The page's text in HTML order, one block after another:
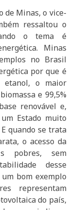
de Minas, o vice-
ressaltou o
o tema é
Minas
no Brasil
por que é
etanol, o maior
e 99,5%
renovável e,
Estado muito
quando se trata
o acesso da
pobres, sem
desse
bom exemplo
representam
do país,